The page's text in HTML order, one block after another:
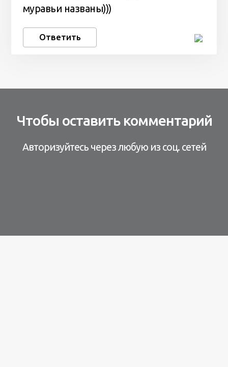
муравьи названы)))
Ответить
Чтобы оставить комментарий
Авторизуйтесь через любую из соц. сетей